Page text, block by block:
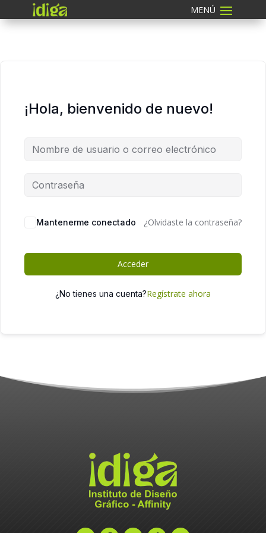
¡Hola, bienvenido de nuevo!
Mantenerme conectado ¿Olvidaste la contraseña?
Acceder
¿No tienes una cuenta?Regístrate ahora